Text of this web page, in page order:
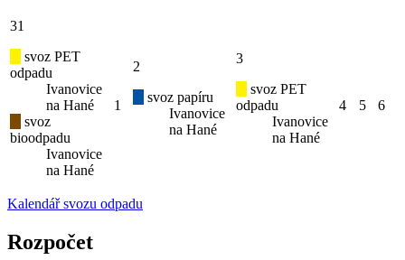
31
svoz PET
odpadu
Ivanovice
na Hané
svoz
bioodpadu
Ivanovice
na Hané
1
2
svoz papíru
Ivanovice
na Hané
3
svoz PET
odpadu
Ivanovice
na Hané
4 5 6
Kalendář svozu odpadu
Rozpočet